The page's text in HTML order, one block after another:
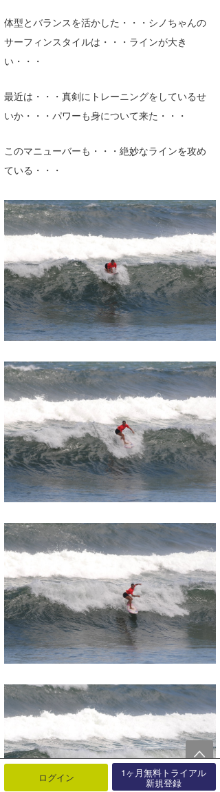
体型とバランスを活かした・・・シノちゃんの
サーフィンスタイルは・・・ラインが大き
い・・・
最近は・・・真剣にトレーニングをしているせ
いか・・・パワーも身について来た・・・
このマニューバーも・・・絶妙なラインを攻め
ている・・・
ログイン 1ヶ月無料トライアル
新規登録